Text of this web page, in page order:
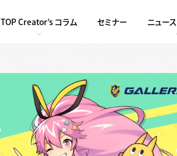
TOP Creator’s コラム セミナー ニュース